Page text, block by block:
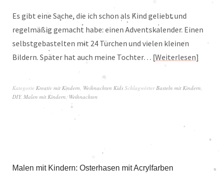
Es gibt eine Sache, die ich schon als Kind geliebt und
regelmäßig gemacht habe: einen Adventskalender. Einen
selbstgebastelten mit 24 Türchen und vielen kleinen
Bildern. Später hat auch meine Tochter… Weiterlesen
Kategorie Kreativ mit Kindern Weihnachten Kids Schlagwörter Basteln mit Kindern
DIY, Malen mit Kindern Weihnachten
Malen mit Kindern: Osterhasen mit Acrylfarben